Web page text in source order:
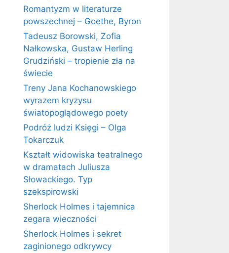
Romantyzm w literaturze
powszechnej – Goethe, Byron
Tadeusz Borowski, Zofia
Nałkowska, Gustaw Herling
Grudziński – tropienie zła na
świecie
Treny Jana Kochanowskiego
wyrazem kryzysu
światopoglądowego poety
Podróż ludzi Księgi – Olga
Tokarczuk
Kształt widowiska teatralnego
w dramatach Juliusza
Słowackiego. Typ
szekspirowski
Sherlock Holmes i tajemnica
zegara wieczności
Sherlock Holmes i sekret
zaginionego odkrywcy